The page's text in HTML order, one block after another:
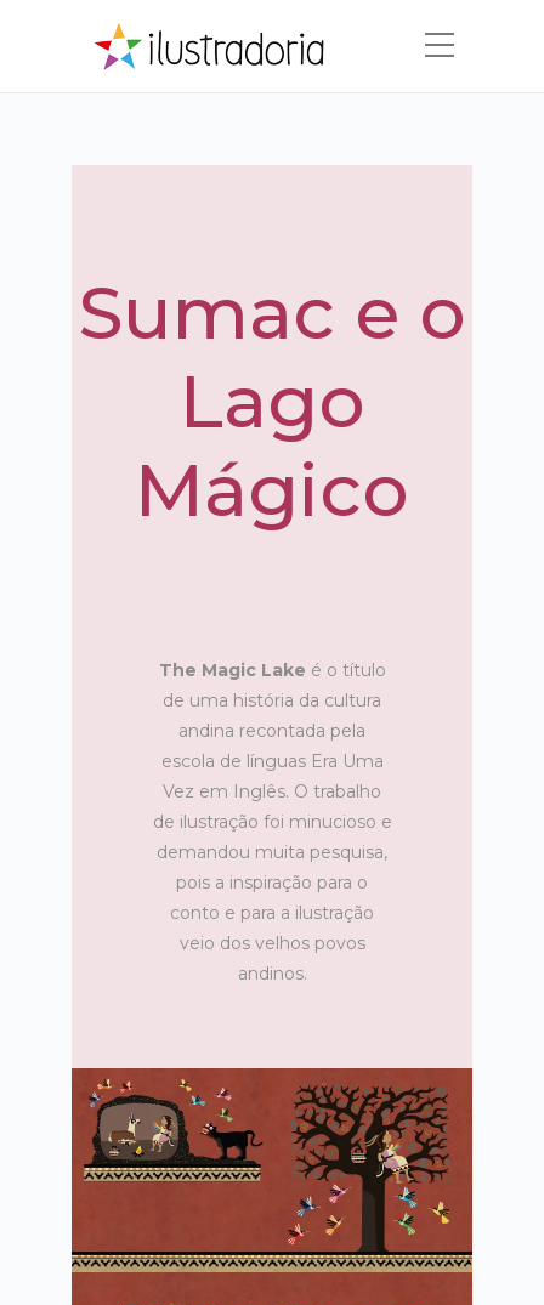
Sumac e o
Lago
Mágico
The Magic Lake é o título
de uma história da cultura
andina recontada pela
escola de línguas Era Uma
Vez em Inglês. O trabalho
de ilustração foi minucioso e
demandou muita pesquisa,
pois a inspiração para o
conto e para a ilustração
veio dos velhos povos
andinos.